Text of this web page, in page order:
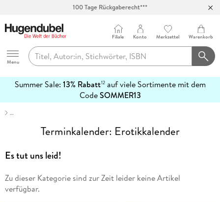
100 Tage Rückgaberecht***
Hugendubel
Menu
Filiale Konto Merkzettel Warenkorb
Summer Sale: 13% Rabatt12auf viele Sortimente mit dem
CodeSOMMER13
erfahren
…
Terminkalender: Erotikkalender
Es tut uns leid!
Zu dieser Kategorie sind zur Zeit leider keine Artikel
verfügbar.